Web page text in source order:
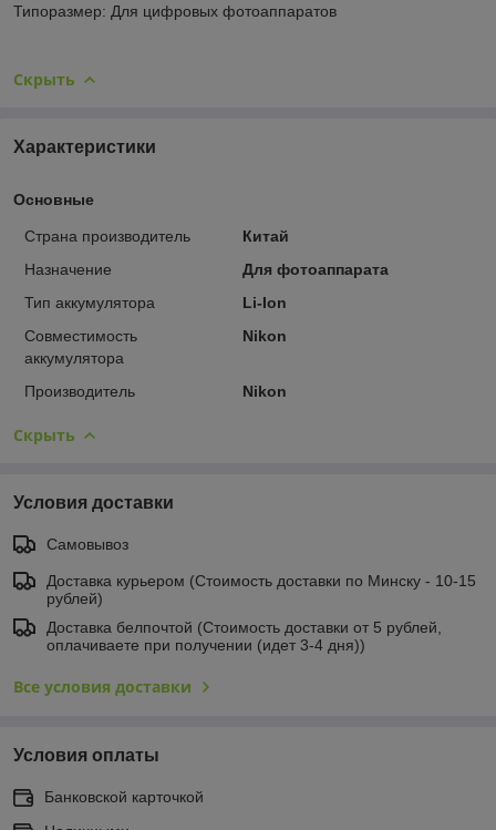
Типоразмер: Для цифровых фотоаппаратов
Скрыть
Характеристики
Основные
Страна производитель
Китай
Назначение
Для фотоаппарата
Тип аккумулятора
Li-Ion
Совместимость
аккумулятора
Nikon
Производитель Nikon
Скрыть
Условия доставки
Самовывоз
Доставка курьером (Стоимость доставки по Минску - 10-15
рублей)
Доставка белпочтой (Стоимость доставки от 5 рублей,
оплачиваете при получении (идет 3-4 дня))
Все условия доставки
Условия оплаты
Банковской карточкой